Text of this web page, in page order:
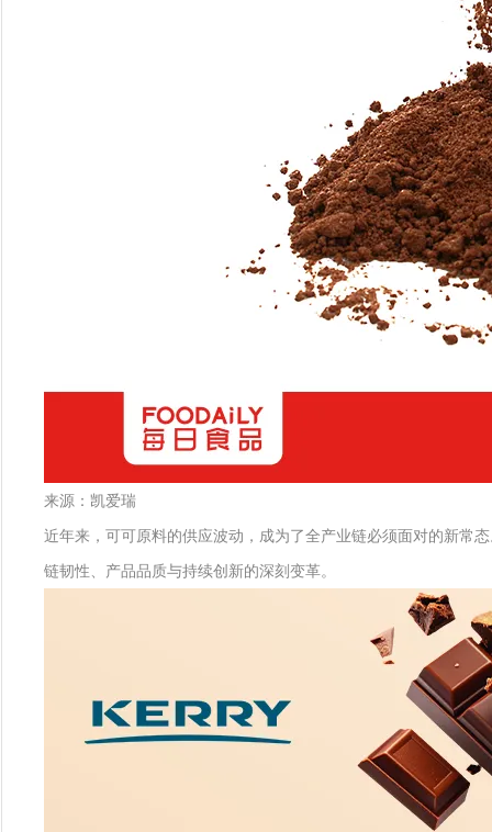
来源：凯爱瑞
近年来，可可原料的供应波动，成为了全产业链必须面对的新常
链韧性、产品品质与持续创新的深刻变革。